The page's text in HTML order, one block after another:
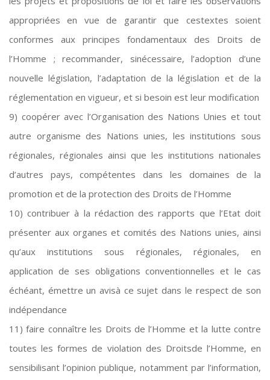
appropriées en vue de garantir que cestextes soient
conformes aux principes fondamentaux des Droits de
l’Homme ; recommander, sinécessaire, l’adoption d’une
nouvelle législation, l’adaptation de la législation et de la
réglementation en vigueur, et si besoin est leur modification
9) coopérer avec l’Organisation des Nations Unies et tout
autre organisme des Nations unies, les institutions sous
régionales, régionales ainsi que les institutions nationales
d’autres pays, compétentes dans les domaines de la
promotion et de la protection des Droits de l’Homme
10) contribuer à la rédaction des rapports que l’Etat doit
présenter aux organes et comités des Nations unies, ainsi
qu’aux institutions sous régionales, régionales, en
application de ses obligations conventionnelles et le cas
échéant, émettre un avisà ce sujet dans le respect de son
indépendance
11) faire connaître les Droits de l’Homme et la lutte contre
toutes les formes de violation des Droitsde l’Homme, en
sensibilisant l’opinion publique, notamment par l’information,